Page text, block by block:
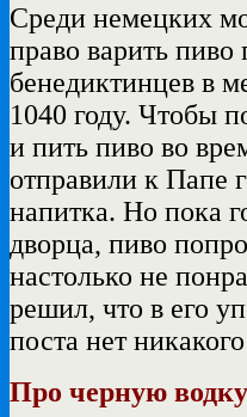
Среди немецких
право варить пиво
бенедиктинцев в
1040 году. Чтобы
и пить пиво во
отправили к Папе
напитка. Но пока
дворца, пиво
настолько не
решил, что в его
поста нет
Про черную водку